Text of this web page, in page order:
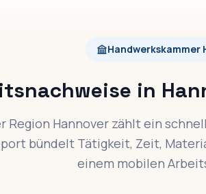
Handwerkskammer
in
Region Hannover zählt ein
bündelt Tätigkeit, Zeit,
einem mobilen